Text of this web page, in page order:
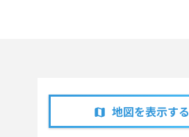
地図を表示する